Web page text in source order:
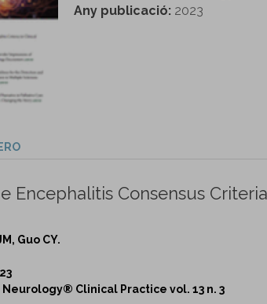
Any publicació: 2023
Encephalitis Consensus
Guo CY.
Neurology® Clinical Practice vol. 13 n. 3